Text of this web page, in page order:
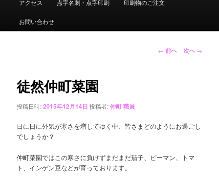
アクセス 点字名刺・点字印刷 印刷物のご注文
お問い合わせ
投
ン
← 前へ 次へ→
徒然仲町菜園
投稿日時:2015年12月14日 投稿者:仲町 職員
日に日に外気が寒さを増してゆく中、皆さまどのようにお過ごし
でしょうか？
仲町菜園ではこの寒さに負けずまだまだ茄子、ピーマン、トマ
ト、インゲン豆などが育っております。